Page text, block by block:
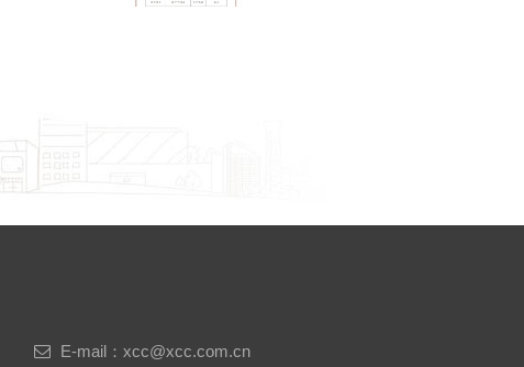
E-mail：xcc@xcc.com.cn